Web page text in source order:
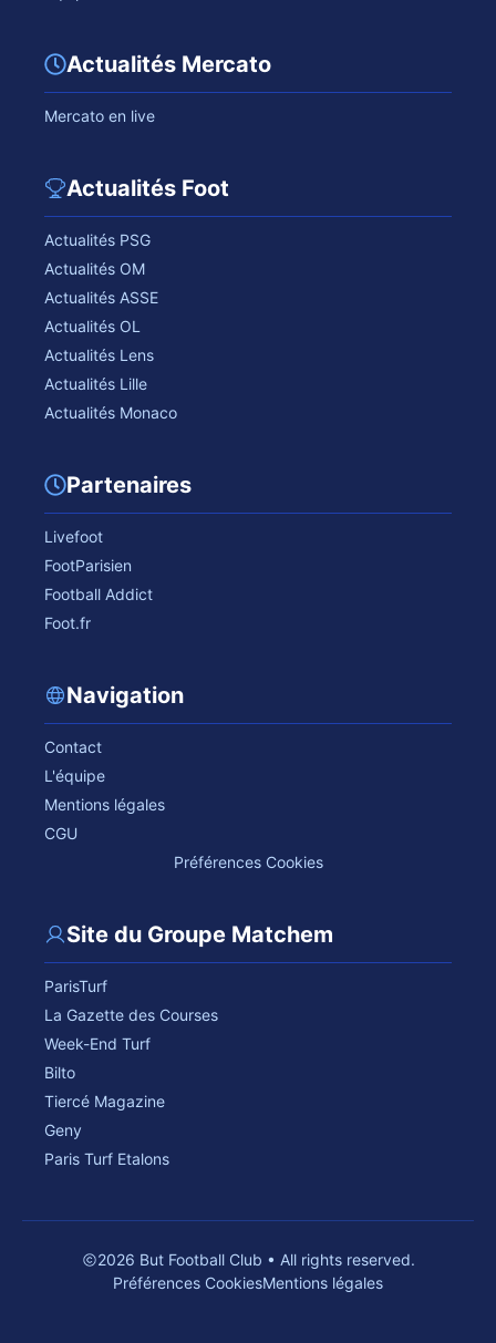
Actualités Mercato
Mercato en live
Actualités Foot
Actualités PSG
Actualités OM
Actualités ASSE
Actualités OL
Actualités Lens
Actualités Lille
Actualités Monaco
Partenaires
Livefoot
FootParisien
Football Addict
Foot.fr
Navigation
Contact
L'équipe
Mentions légales
CGU
Préférences Cookies
Site du Groupe Matchem
ParisTurf
La Gazette des Courses
Week-End Turf
Bilto
Tiercé Magazine
Geny
Paris Turf Etalons
2026 But Football Club • All rights reserved.
Préférences CookiesMentions légales